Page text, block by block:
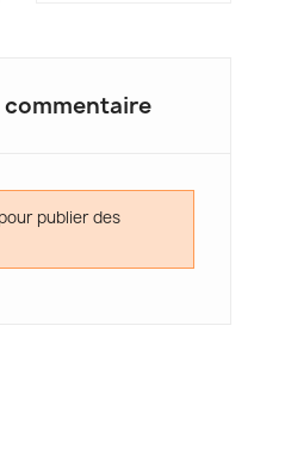
commentaire
publier des